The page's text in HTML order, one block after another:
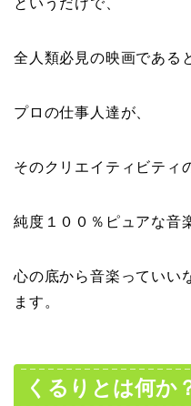
全人類必見の映画である
プロの仕事人達が、
そのクリエイティビティ
純度１００％ピュアな音
心の底から音楽っていい
ます。
くるりとは何か